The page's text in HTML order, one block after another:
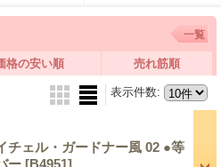
一覧
格の安い順 売れ筋順
表示件数:
チェル・ガードナー風 02 ●等
ー [B4951]